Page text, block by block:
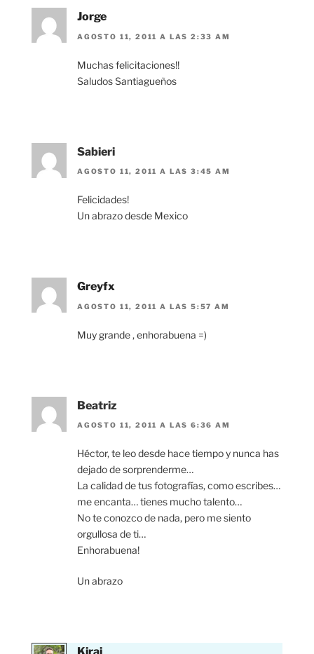
Jorge
AGOSTO 11, 2011 A LAS 2:33 AM
Muchas felicitaciones!!
Saludos Santiagueños
Sabieri
AGOSTO 11, 2011 A LAS 3:45 AM
Felicidades!
Un abrazo desde Mexico
Greyfx
AGOSTO 11, 2011 A LAS 5:57 AM
Muy grande , enhorabuena =)
Beatriz
AGOSTO 11, 2011 A LAS 6:36 AM
Héctor, te leo desde hace tiempo y nunca has
dejado de sorprenderme…
La calidad de tus fotografías, como escribes…
me encanta… tienes mucho talento…
No te conozco de nada, pero me siento
orgullosa de ti…
Enhorabuena!
Un abrazo